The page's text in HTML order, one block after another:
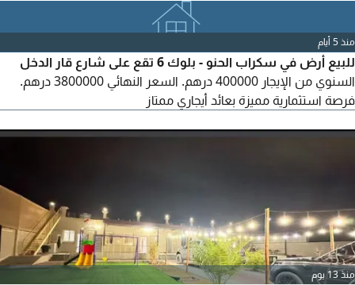
منذ 5 أيام
للبيع أرض في سكراب الحنو - بلوك 6 تقع على شارع قار الدخل
السنوي من الإيجار 400000 درهم. السعر النهائي 3800000 درهم.
فرصة استثمارية مميزة بعائد أيجاري ممتاز
منذ 13 يوم